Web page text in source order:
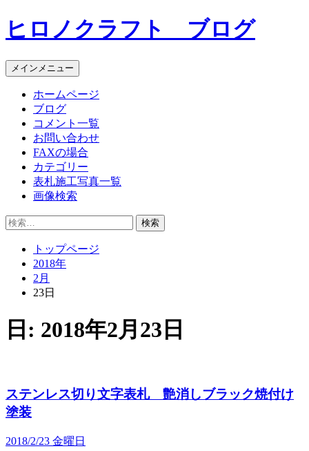
コ
ン
ン
ツ
ヒロノクラフト ブログ
メインメニュー
ホームページ
ブログ
コメント一覧
お問い合わせ
FAXの場合
カテゴリー
表札施工写真一覧
画像検索
検
トップページ
2018年
2月
23日
日: 2018年2月23日
ステンレス切り文字表札 艶消しブラック焼付け
塗装
2018/2/23 金曜日